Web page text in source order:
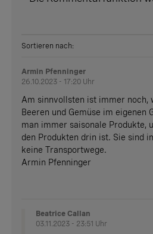
Sortieren nach:
Armin Pfenninger
26.10.2023 - 17:20 Uhr
Am sinnvollsten ist immer noch,
Beeren und Gemüse im eigenen
man immer saisonale Produkte,
den Produkten drin ist. Sie sind
keine Transportwege.
Armin Pfenninger
Beatrice Callan
03.11.2023 - 23:51 Uhr